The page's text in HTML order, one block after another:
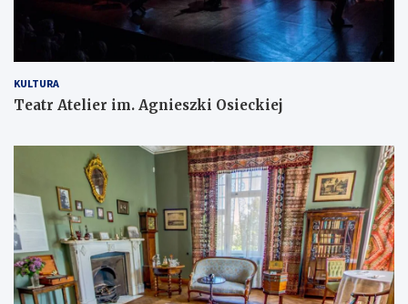
KULTURA
Teatr Atelier im. Agnieszki Osieckiej